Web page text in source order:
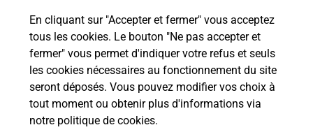
En cliquant sur "Accepter et fermer" vous acceptez
tous les cookies. Le bouton "Ne pas accepter et
fermer" vous permet d'indiquer votre refus et seuls
les cookies nécessaires au fonctionnement du site
seront déposés. Vous pouvez modifier vos choix à
tout moment ou obtenir plus d'informations via
notre politique de cookies.
Localiser Liste Bas-Rhin DANGOLSHEIM